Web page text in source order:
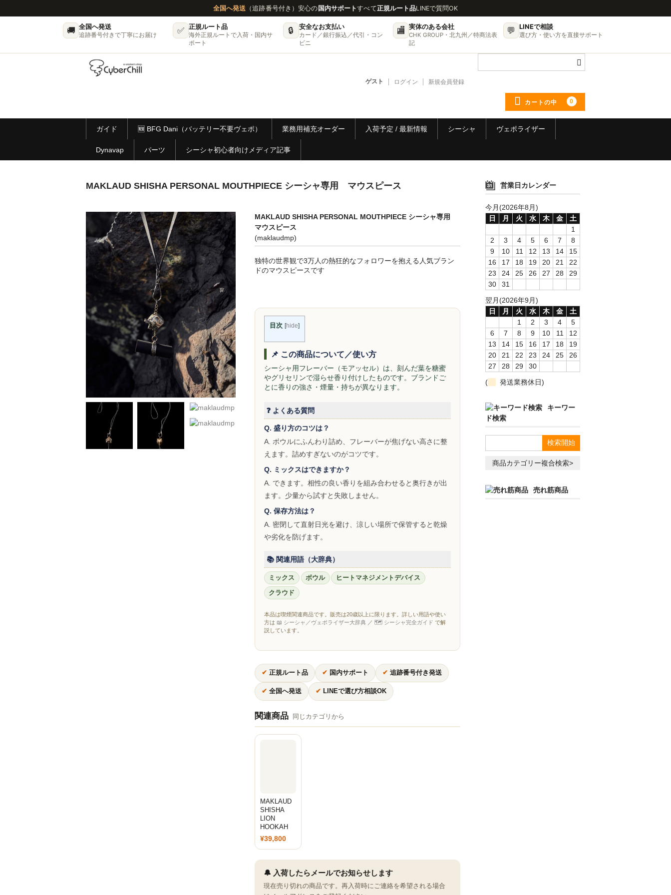
全国へ発送 （追跡番号付き）安心の 国内サポートすべて正規ルート品LINEで質問OK
🚚 全国へ発送
追跡番号付きで丁寧にお届け ✅ 正規ルート品
海外正規ルートで入荷・国内サ
ポート
🔒 安全なお支払い
カード／銀行振込／代引・コン
ビニ
🏬 実体のある会社
CHK GROUP・北九州／特商法表
記
💬 LINEで相談
選び方・使い方を直接サポート
ゲスト ログイン 新規会員登録
カートの中 0
ガイド 🆕 BFG Dani（バッテリー不要ヴェポ） 業務用補充オーダー 入荷予定 / 最新情報 シーシャ ヴェポライザー
Dynavap パーツ シーシャ初心者向けメディア記事
MAKLAUD SHISHA PERSONAL MOUTHPIECE シーシャ専用 マウスピース
MAKLAUD SHISHA PERSONAL MOUTHPIECE シーシャ専用
マウスピース
(maklaudmp)
独特の世界観で3万人の熱狂的なフォロワーを抱える人気ブラン
ドのマウスピースです
目次 [hide]
📌 この商品について／使い方
シーシャ用フレーバー（モアッセル）は、刻んだ葉を糖蜜
やグリセリンで湿らせ香り付けしたものです。ブランドご
とに香りの強さ・煙量・持ちが異なります。
❓ よくある質問
Q. 盛り方のコツは？
A. ボウルにふんわり詰め、フレーバーが焦げない高さに整
えます。詰めすぎないのがコツです。
Q. ミックスはできますか？
A. できます。相性の良い香りを組み合わせると奥行きが出
ます。少量から試すと失敗しません。
Q. 保存方法は？
A. 密閉して直射日光を避け、涼しい場所で保管すると乾燥
や劣化を防げます。
📚 関連用語（大辞典）
ミックス ボウル ヒートマネジメントデバイス
クラウド
本品は喫煙関連商品です。販売は20歳以上に限ります。詳しい用語や使い
方は 📖 シーシャ／ヴェポライザー大辞典／ 🗺 シーシャ完全ガイド で解
説しています。
✔ 正規ルート品 ✔ 国内サポート ✔ 追跡番号付き発送
✔ 全国へ発送 ✔ LINEで選び方相談OK
関連商品 同じカテゴリから
MAKLAUD
SHISHA
LION
HOOKAH
¥39,800
🔔 入荷したらメールでお知らせします
現在売り切れの商品です。再入荷時にご連絡を希望される場合
営業日カレンダー
今月(2026年8月)
日
月 火 水 木 金
土
1
2
3 4 5 6 7
8
9
10 11 12 13 14
15
16
17 18 19 20 21
22
23
24 25 26 27 28
29
30
31
翌月(2026年9月)
日
月 火 水 木 金
土
1
2 3 4
5
6
7 8 9 10 11
12
13
14 15 16 17 18
19
20
21 22 23 24 25
26
27
28 29
30
(
発送業務休日)
キーワー
ド検索
商品カテゴリー複合検索>
売れ筋商品